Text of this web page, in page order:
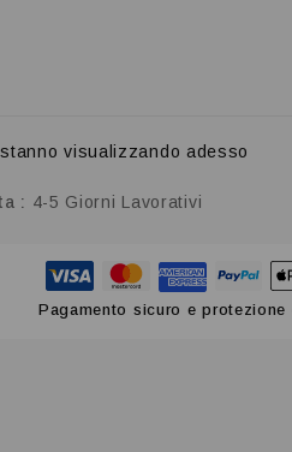
visualizzando adesso
: 4-5 Giorni Lavorativi
Pagamento sicuro e protezione